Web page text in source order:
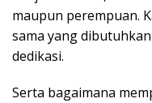
maupun perempuan.
sama yang
dedikasi.
Serta bagaimana